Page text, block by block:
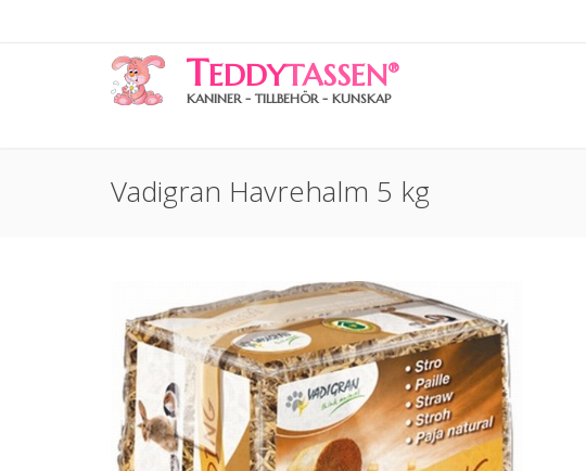
TEDDYTASSEN®
KANINER - TILLBEHÖR - KUNSKAP
Vadigran Havrehalm 5 kg